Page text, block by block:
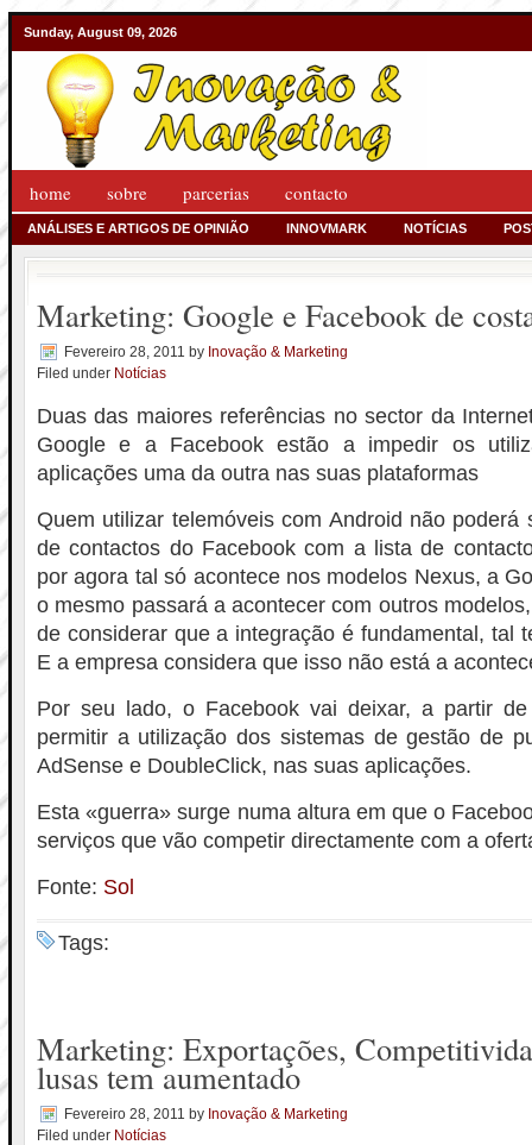
Sunday, August 09, 2026
home sobre parcerias contacto
ANÁLISES E ARTIGOS DE OPINIÃO INNOVMARK NOTÍCIAS
Marketing: Google e Facebook de
Fevereiro 28, 2011 by Inovação & Marketing
Filed under Notícias
Duas das maiores referências no sector da
Google e a Facebook estão a impedir os
aplicações uma da outra nas suas plataformas
Quem utilizar telemóveis com Android não poderá
de contactos do Facebook com a lista de
por agora tal só acontece nos modelos Nexus, a
o mesmo passará a acontecer com outros
de considerar que a integração é fundamental, tal
E a empresa considera que isso não está a
Por seu lado, o Facebook vai deixar, a partir
permitir a utilização dos sistemas de gestão de
AdSense e DoubleClick, nas suas aplicações.
Esta «guerra» surge numa altura em que o
serviços que vão competir directamente com a
Fonte: Sol
Tags:
Marketing: Exportações,
lusas tem aumentado
Fevereiro 28, 2011 by Inovação & Marketing
Filed under Notícias